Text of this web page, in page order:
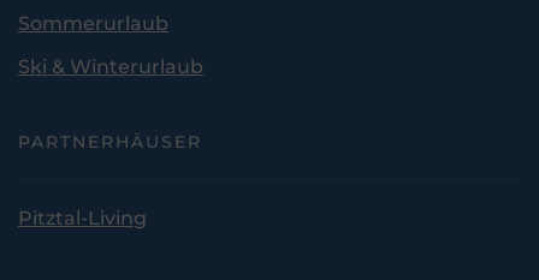
Sommerurlaub
Ski & Winterurlaub
PARTNERHÄUSER
Pitztal-Living